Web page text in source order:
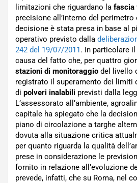
limitazioni che riguardano la fascia
precisione all’interno del
decisione è stata presa in base al
operativo previsto dalla
242 del 19/07/2011. In particolare
causa del fatto che, per quattro
stazioni di monitoraggio del livello
registrato il superamento dei limiti
di polveri inalabili previsti dalla
L’assessorato all’ambiente,
capitale ha spiegato che la
piano di circolazione a targhe
dovuta alla situazione critica
per quanto riguarda la qualità
prese in considerazione le
fornito in relazione all’evoluzione
prevede, infatti, che su Roma, nel